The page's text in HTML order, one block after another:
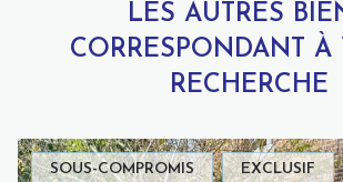
LES AUTRES
CORRESPONDANT À
RECHERCHE
SOUS-COMPROMIS EXCLUSIF